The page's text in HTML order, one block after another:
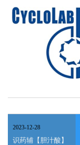
识药辅【胆汁酸】
2023-12-28